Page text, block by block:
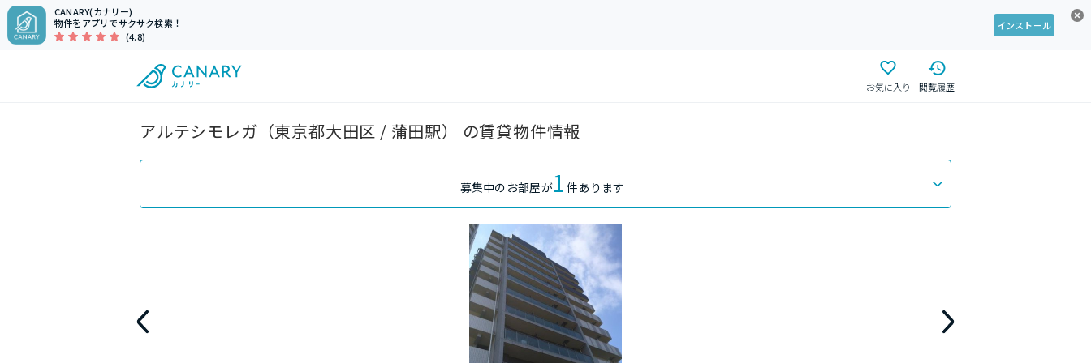
CANARY(カナリー)
物件をアプリでサクサク検索！
(4.8)
インストール
お気に入り 閲覧履歴
アルテシモレガ（東京都大田区 / 蒲田駅） の賃貸物件情報
募集中のお部屋が1 件あります